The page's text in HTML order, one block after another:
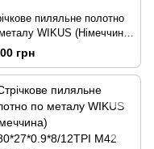
пиляльне полотно
WIKUS (Німеччина)
8TPI M42
грн